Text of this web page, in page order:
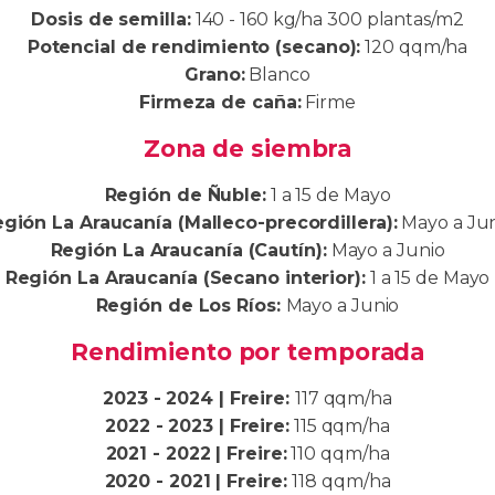
Dosis de semilla:140 - 160 kg/ha 300 plantas/m2
Potencial de rendimiento (secano): 120 qqm/ha
Grano:Blanco
Firmeza de caña:Firme
Zona de siembra
Región de Ñuble:1 a 15 de Mayo
La Araucanía (Malleco-precordillera):Mayo a
Región La Araucanía (Cautín):Mayo a Junio
Región La Araucanía (Secano interior):1 a 15 de Mayo
Región de Los Ríos: Mayo a Junio
Rendimiento por temporada
2023 - 2024 | Freire: 117 qqm/ha
2022 - 2023 | Freire: 115 qqm/ha
2021 - 2022 | Freire:110 qqm/ha
2020 - 2021 | Freire:118 qqm/ha